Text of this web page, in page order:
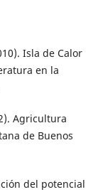
Isla de Calor
en la
Agricultura
de Buenos
del potencial